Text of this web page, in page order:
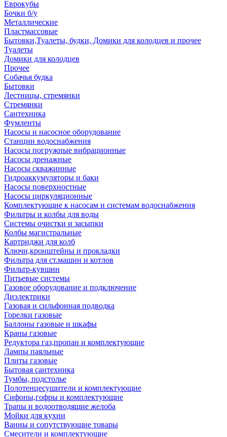
Еврокубы
Бочки б/у
Металлические
Пластмассовые
Бытовки,Туалеты, будки, Домики для колодцев и прочее
Туалеты
Домики для колодцев
Прочее
Собачья будка
Бытовки
Лестницы, стремянки
Стремянки
Сантехника
Фумленты
Насосы и насосное оборудование
Станции водоснабжения
Насосы погружные вибрационные
Насосы дренажные
Насосы скважинные
Гидроаккумуляторы и баки
Насосы поверхностные
Насосы циркуляционные
Комплектующие к насосам и системам водоснабжения
Фильтры и колбы для воды
Системы очистки и засыпки
Колбы магистральные
Картриджи для колб
Ключи,кронштейны и прокладки
Фильтра для ст.машин и котлов
Фильтр-кувшин
Питьевые системы
Газовое оборудование и подключение
Диэлектрики
Газовая и сильфонная подводка
Горелки газовые
Баллоны газовые и шкафы
Краны газовые
Редуктора газ,пропан и комплектующие
Лампы паяльные
Плиты газовые
Бытовая сантехника
Тумбы, подстолье
Полотенцесушители и комплектующие
Сифоны,гофры и комплектующие
Трапы и водоотводящие желоба
Мойки для кухни
Ванны и сопутствующие товары
Смесители и комплектующие